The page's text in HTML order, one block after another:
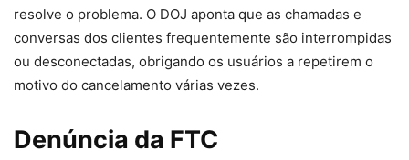
resolve o problema. O DOJ aponta que as chamadas e
conversas dos clientes frequentemente são interrompidas
ou desconectadas, obrigando os usuários a repetirem o
motivo do cancelamento várias vezes.
Denúncia da FTC